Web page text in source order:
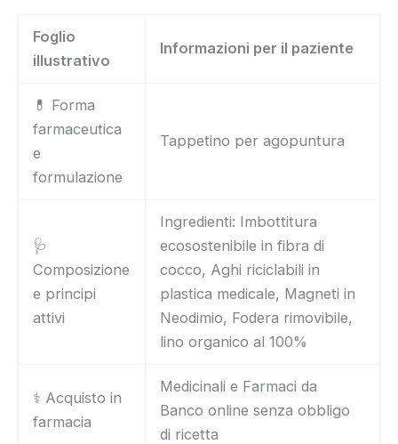
Foglio
illustrativo
Informazioni per il paziente
💊 Forma
farmaceutica
e
formulazione
Tappetino per agopuntura
🩺
Composizione
e principi
attivi
Ingredienti: Imbottitura
ecosostenibile in fibra di
cocco, Aghi riciclabili in
plastica medicale, Magneti in
Neodimio, Fodera rimovibile,
lino organico al 100%
⚕️ Acquisto in
farmacia
Medicinali e Farmaci da
Banco online senza obbligo
di ricetta